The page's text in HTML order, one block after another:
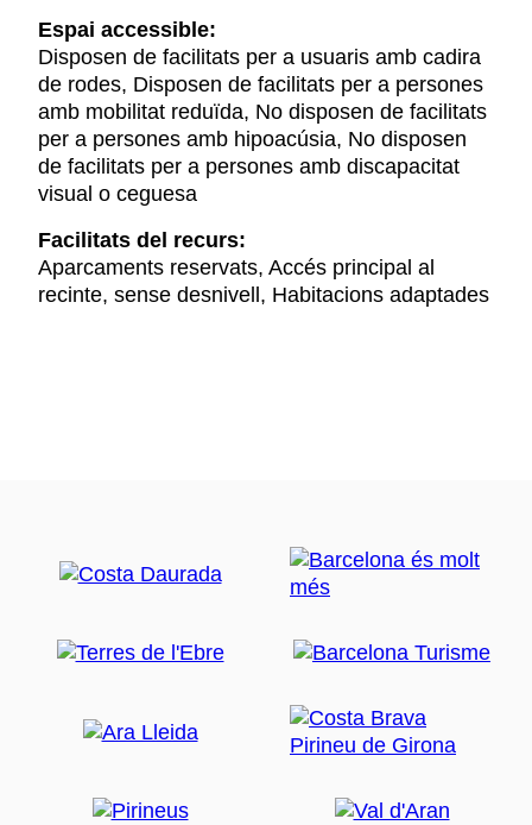
Espai accessible:
Disposen de facilitats per a usuaris amb cadira
de rodes, Disposen de facilitats per a persones
amb mobilitat reduïda, No disposen de facilitats
per a persones amb hipoacúsia, No disposen
de facilitats per a persones amb discapacitat
visual o ceguesa
Facilitats del recurs:
Aparcaments reservats, Accés principal al
recinte, sense desnivell, Habitacions adaptades